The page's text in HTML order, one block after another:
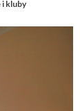
i kluby